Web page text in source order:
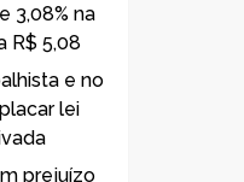
3,08% na
R$ 5,08
e no
lei
prejuízo